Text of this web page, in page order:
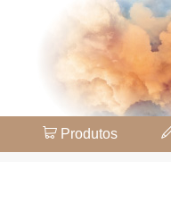
Produtos